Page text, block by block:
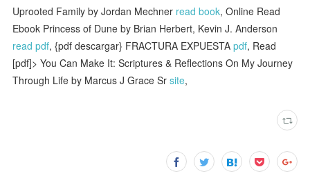
Uprooted Family by Jordan Mechner read book, Online Read
Ebook Princess of Dune by Brian Herbert, Kevin J. Anderson
read pdf, {pdf descargar} FRACTURA EXPUESTApdf, Read
[pdf]> You Can Make It: Scriptures & Reflections On My Journey
Through Life by Marcus J Grace Srsite,